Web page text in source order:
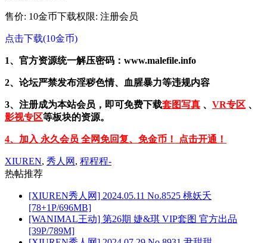
售价: 10金币下载权限: 注册会员
点击下载(10金币)
1、官方资源统一解压密码：www.malefile.info
2、论坛严禁发布淫秽色情、血腥暴力等违规内容
3、注册成为本站会员，即可免费下载套图写真 、 VR专区 、
影视专区等板块的资源。
4、加入 永久会员 全网免回复、免金币！ 点击开通！
XIUREN, 秀人网 , 程程程-
热帖推荐
[XIUREN秀人网] 2024.05.11 No.8525 桃妖夭
[78+1P/696MB]
[WANIMAL王动] 第26期 婕&琪 VIP套图 官方出品
[39P/789M]